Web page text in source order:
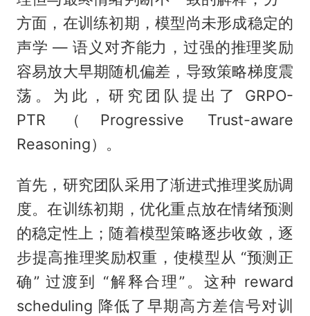
方面，在训练初期，模型尚未形成稳定的
声学 — 语义对齐能力，过强的推理奖励
容易放大早期随机偏差，导致策略梯度震
荡。为此，研究团队提出了 GRPO-
PTR（Progressive Trust-aware
Reasoning）。
首先，研究团队采用了渐进式推理奖励调
度。在训练初期，优化重点放在情绪预测
的稳定性上；随着模型策略逐步收敛，逐
步提高推理奖励权重，使模型从 “预测正
确” 过渡到 “解释合理”。这种 reward
scheduling 降低了早期高方差信号对训